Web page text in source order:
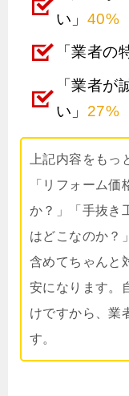
い」 40%
「業者の
「業者が
い」 27%
上記内容をもっ
「リフォーム
か？」「手抜き
はどこなのか？
含めてちゃんと
安になります。
けですから、業
す。